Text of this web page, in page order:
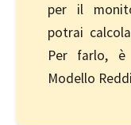
per il
potrai
Per farlo, è
Modello